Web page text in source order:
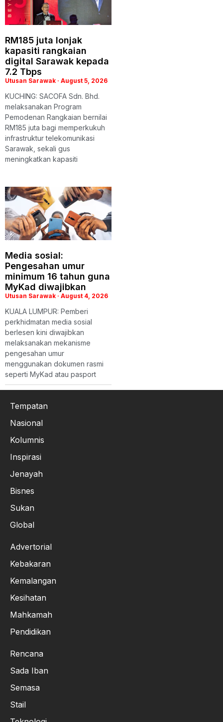
RM185 juta lonjak
kapasiti rangkaian
digital Sarawak kepada
7.2 Tbps
Utusan Sarawak August 5, 2026
KUCHING: SACOFA Sdn. Bhd.
melaksanakan Program
Pemodenan Rangkaian bernilai
RM185 juta bagi memperkukuh
infrastruktur telekomunikasi
Sarawak, sekali gus
meningkatkan kapasiti
Media sosial:
Pengesahan umur
minimum 16 tahun guna
MyKad diwajibkan
Utusan Sarawak August 4, 2026
KUALA LUMPUR: Pemberi
perkhidmatan media sosial
berlesen kini diwajibkan
melaksanakan mekanisme
pengesahan umur
menggunakan dokumen rasmi
seperti MyKad atau pasport
Tempatan
Nasional
Kolumnis
Inspirasi
Jenayah
Bisnes
Sukan
Global
Advertorial
Kebakaran
Kemalangan
Kesihatan
Mahkamah
Pendidikan
Rencana
Sada Iban
Semasa
Stail